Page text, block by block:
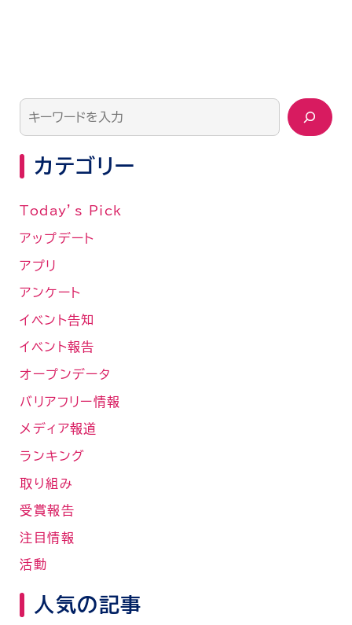
カテゴリー
Today’s Pick
アップデート
アプリ
アンケート
イベント告知
イベント報告
オープンデータ
バリアフリー情報
メディア報道
ランキング
取り組み
受賞報告
注目情報
活動
人気の記事